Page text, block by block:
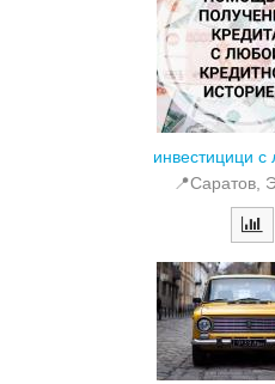
инвестицици с
📍Саратов,